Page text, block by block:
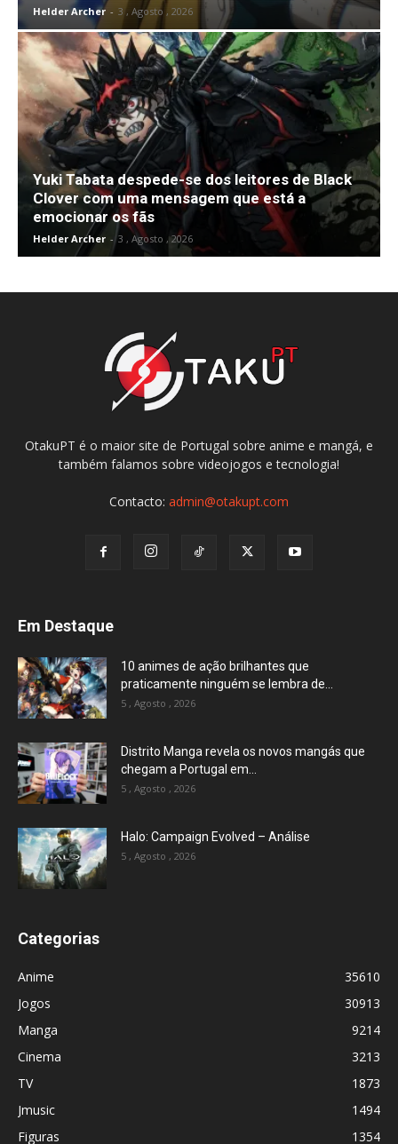
Helder Archer - 3 , Agosto , 2026
Yuki Tabata despede-se dos leitores de Black
Clover com uma mensagem que está a
emocionar os fãs
Helder Archer - 3 , Agosto , 2026
OtakuPT é o maior site de Portugal sobre anime e mangá, e
também falamos sobre videojogos e tecnologia!
Contacto: admin@otakupt.com
Em Destaque
10 animes de ação brilhantes que
praticamente ninguém se lembra de...
5 , Agosto , 2026
Distrito Manga revela os novos mangás que
chegam a Portugal em...
5 , Agosto , 2026
Halo: Campaign Evolved – Análise
5 , Agosto , 2026
Categorias
Anime
35610
Jogos
30913
Manga
9214
Cinema
3213
TV
1873
Jmusic
1494
Figuras
1354